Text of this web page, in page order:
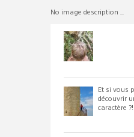
No image description ...
Et si vous
découvrir
caractère